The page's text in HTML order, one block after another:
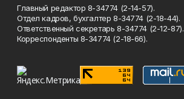
Главный редактор 8-34774 (2-14-57).
Отдел кадров, бухгалтер 8-34774 (2-18-44).
Ответственный секретарь 8-34774 (2-12-87).
Корреспонденты 8-34774 (2-18-66).